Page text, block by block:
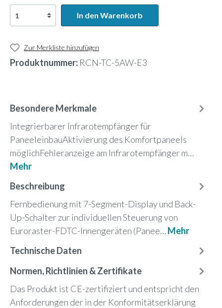
In den Warenkorb
Zur Merkliste hinzufügen
Produktnummer: RCN-TC-5AW-E3
Besondere Merkmale
Integrierbarer Infrarotempfänger für
PaneeleinbauAktivierung des Komfortpaneels
möglichFehleranzeige am Infrarotempfänger m…
Mehr
Beschreibung
Fernbedienung mit 7-Segment-Display und Back-
Up-Schalter zur individuellen Steuerung von
Euroraster-FDTC-Innengeräten (Panee…Mehr
Technische Daten
Normen, Richtlinien & Zertifikate
Das Produkt ist CE-zertifiziert und entspricht den
Anforderungen der in der Konformitätserklärung